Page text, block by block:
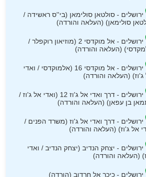
ירושלים - סולטאן סולימאן (בי''ס ראשידה /
סולימאן) (העלאה והורדה)
ירושלים - אל מוקדסי 2 (מוזיאון רוקפלר /
(העלאה והורדה)
ירושלים - אל מוקדסי 16 (אלמוקדסי / ואדי
ג'וז) (העלאה והורדה)
ירושלים - דרך ואדי אל ג'וז 12 (ואדי אל ג'וז /
בן עפאן) (העלאה והורדה)
ירושלים - דרך ואדי אל ג'וז (משרד הפנים /
אל ג'וז) (העלאה והורדה)
ירושלים - יצחק הנדיב (יצחק הנדיב / ואדי
(העלאה והורדה)
ירושלים - כיכר אל חרדוב (הורדה)